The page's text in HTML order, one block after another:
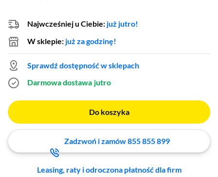
Najwcześniej u Ciebie: już jutro!
W sklepie: już za godzinę!
Sprawdź dostępność w sklepach
Darmowa dostawa jutro
Do koszyka
Zadzwoń i zamów 855 855 899
Leasing, raty i odroczona płatność dla firm